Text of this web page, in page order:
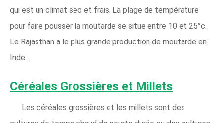
qui est un climat sec et frais. La plage de température
pour faire pousser la moutarde se situe entre 10 et 25°c.
Le Rajasthan a le plus grande production de moutarde en
Inde
Céréales Grossières et Millets
Les céréales grossières et les millets sont des